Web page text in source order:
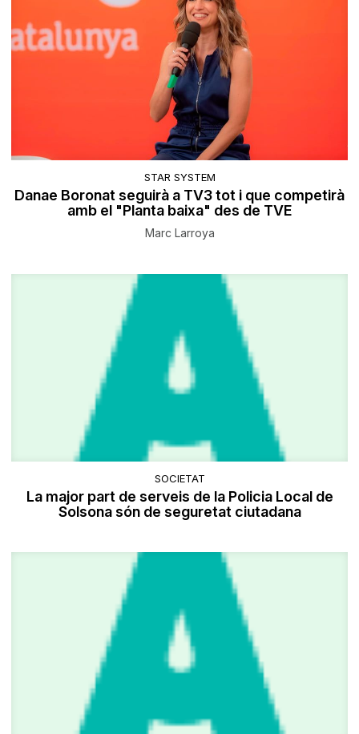
STAR SYSTEM
Danae Boronat seguirà a TV3 tot i que competirà
amb el "Planta baixa" des de TVE
Marc Larroya
SOCIETAT
​La major part de serveis de la Policia Local de
Solsona són de seguretat ciutadana